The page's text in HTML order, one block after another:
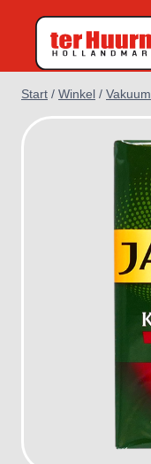
springen
Start / Winkel / Vakuum